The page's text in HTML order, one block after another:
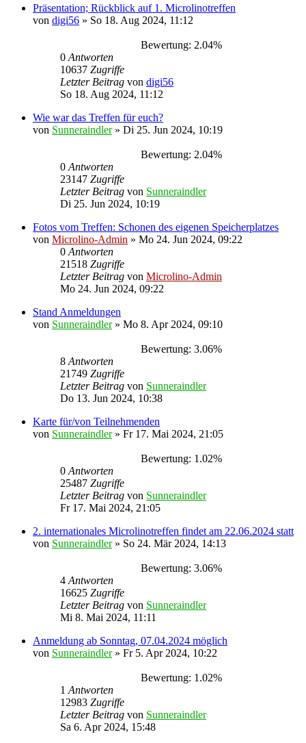
Präsentation; Rückblick auf 1. Microlinotreffen
von digi56 » So 18. Aug 2024, 11:12
Bewertung: 2.04%
0 Antworten
10637 Zugriffe
Letzter Beitrag von digi56
So 18. Aug 2024, 11:12
Wie war das Treffen für euch?
von Sunneraindler» Di 25. Jun 2024, 10:19
Bewertung: 2.04%
0 Antworten
23147 Zugriffe
Letzter Beitrag von Sunneraindler
Di 25. Jun 2024, 10:19
Fotos vom Treffen: Schonen des eigenen Speicherplatzes
von Microlino-Admin » Mo 24. Jun 2024, 09:22
0 Antworten
21518 Zugriffe
Letzter Beitrag von Microlino-Admin
Mo 24. Jun 2024, 09:22
Stand Anmeldungen
von Sunneraindler» Mo 8. Apr 2024, 09:10
Bewertung: 3.06%
8 Antworten
21749 Zugriffe
Letzter Beitrag von Sunneraindler
Do 13. Jun 2024, 10:38
Karte für/von Teilnehmenden
von Sunneraindler» Fr 17. Mai 2024, 21:05
Bewertung: 1.02%
0 Antworten
25487 Zugriffe
Letzter Beitrag von Sunneraindler
Fr 17. Mai 2024, 21:05
2. internationales Microlinotreffen findet am 22.06.2024 statt
von Sunneraindler» So 24. Mär 2024, 14:13
Bewertung: 3.06%
4 Antworten
16625 Zugriffe
Letzter Beitrag von Sunneraindler
Mi 8. Mai 2024, 11:11
Anmeldung ab Sonntag, 07.04.2024 möglich
von Sunneraindler» Fr 5. Apr 2024, 10:22
Bewertung: 1.02%
1 Antworten
12983 Zugriffe
Letzter Beitrag von Sunneraindler
Sa 6. Apr 2024, 15:48